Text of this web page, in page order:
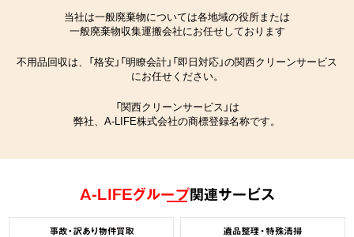
当社は一般廃棄物については各地域の役所または
一般廃棄物収集運搬会社にお任せしております
不用品回収は、「格安」「明瞭会計」「即日対応」の関西クリーンサービス
にお任せください。
「関西クリーンサービス」は
弊社、A-LIFE株式会社の商標登録名称です。
A-LIFEグループ関連サービス